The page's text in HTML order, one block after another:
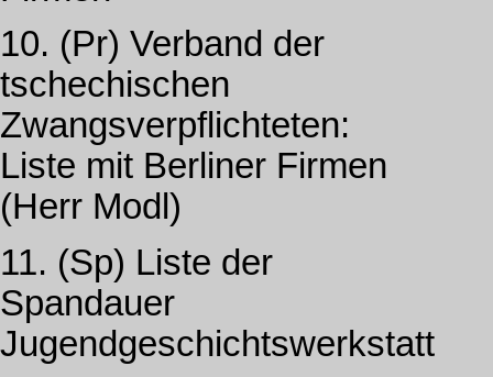
10. (Pr) Verband der
tschechischen
Zwangsverpflichteten:
Liste mit Berliner Firmen
(Herr Modl)
11. (Sp) Liste der
Spandauer
Jugendgeschichtswerkstatt